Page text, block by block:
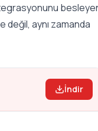
değil, aynı zamanda
İndir